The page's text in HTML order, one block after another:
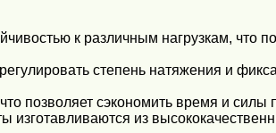
к различным нагрузкам, что
степень натяжения и
позволяет сэкономить время и силы
из